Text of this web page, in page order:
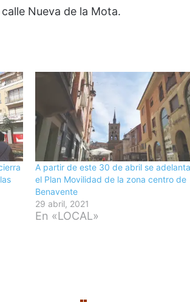
Nueva de la Mota.
A partir de este 30 de abril se
el Plan Movilidad de la zona centro de
Benavente
29 abril, 2021
En «LOCAL»